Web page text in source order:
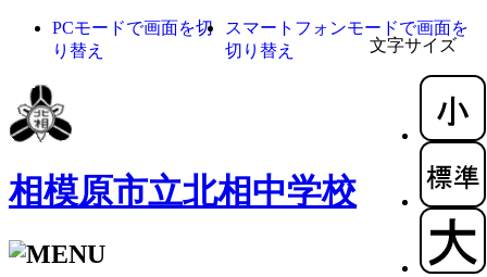
文字サイズ
PCモードで画面を切
り替え
スマートフォンモードで画面を
切り替え
相模原市立北相中学校